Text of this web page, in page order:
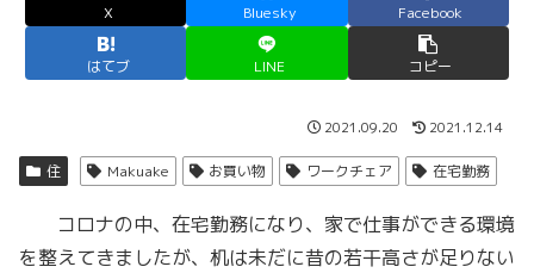
X Bluesky Facebook
はてブ LINE コピー
2021.09.20 2021.12.14
住 Makuake お買い物 ワークチェア 在宅勤務
コロナの中、在宅勤務になり、家で仕事ができる環境
を整えてきましたが、机は未だに昔の若干高さが足りない